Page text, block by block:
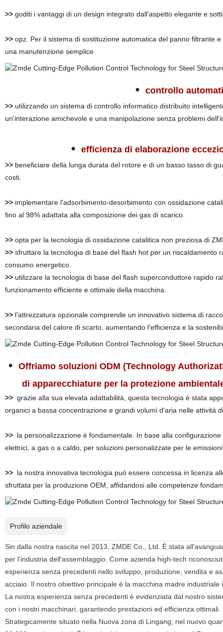
>>goditi i vantaggi di un design integrato dall'aspetto elegante e
>>opz. Per il sistema di sostituzione automatica del panno filtrante
una manutenzione semplice.
• controllo
>>utilizzando un sistema di controllo informatico distribuito
un'interazione amichevole e una manipolazione senza problemi
• efficienza di elaborazione
>>beneficiare della lunga durata del rotore e di un basso tasso di
costi.
>>implementare l'adsorbimento-desorbimento con ossidazione
fino al 98% adattata alla composizione dei gas di scarico.
>>opta per la tecnologia di ossidazione catalitica non preziosa di
>>sfruttare la tecnologia di base del flash hot per un riscaldamento
consumo energetico.
>>utilizzare la tecnologia di base del flash superconduttore rapido
funzionamento efficiente e ottimale della macchina.
>>l'attrezzatura opzionale comprende un innovativo sistema di
secondaria del calore di scarto, aumentando l'efficienza e la
• Offriamo soluzioni ODM (Technology
di apparecchiature per la protezione
>> grazie alla sua elevata adattabilità, questa tecnologia è stata
organici a bassa concentrazione e grandi volumi d'aria nelle attività
>> la personalizzazione è fondamentale. In base alla
elettrici, a gas o a caldo, per soluzioni personalizzate per le
>> la nostra innovativa tecnologia può essere concessa in licenza
sfruttata per la produzione OEM, affidandosi alle competenze
Profilo aziendale
Sin dalla nostra nascita nel 2013, ZMDE Co., Ltd. È stata
per l'industria dell'assemblaggio. Come azienda high-tech
esperienza senza precedenti nello sviluppo, produzione, vendita e
acciaio. Il nostro obiettivo principale è la macchina madre
La nostra esperienza senza precedenti è evidenziata dal nostro
con i nostri macchinari, garantendo prestazioni ed efficienza ottimali.
Strategicamente situato nella Nuova zona di Lingang, nel nuovo